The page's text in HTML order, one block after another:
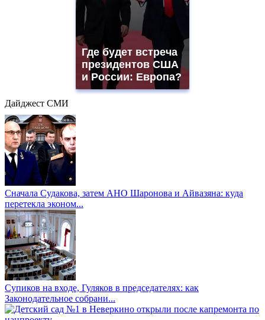
Где будет встреча
президентов США
и России: Европа?
Дайджест СМИ
Сначала Судакова, затем АНО Шаронова и Айвазяна: куда
перетекла эконом...
Супиков на входе, Гуляков в председателях: как
Законодательное собрани...